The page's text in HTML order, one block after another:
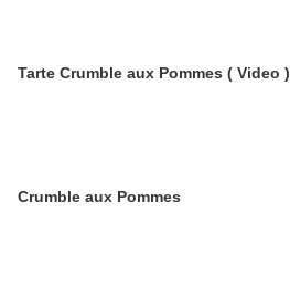
Tarte Crumble aux Pommes ( Video )
Crumble aux Pommes